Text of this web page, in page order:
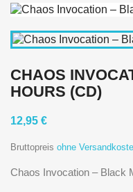
CHAOS
HOURS (CD)
12,95 €
Bruttopreis ohne
Chaos Invocation ‎– Black